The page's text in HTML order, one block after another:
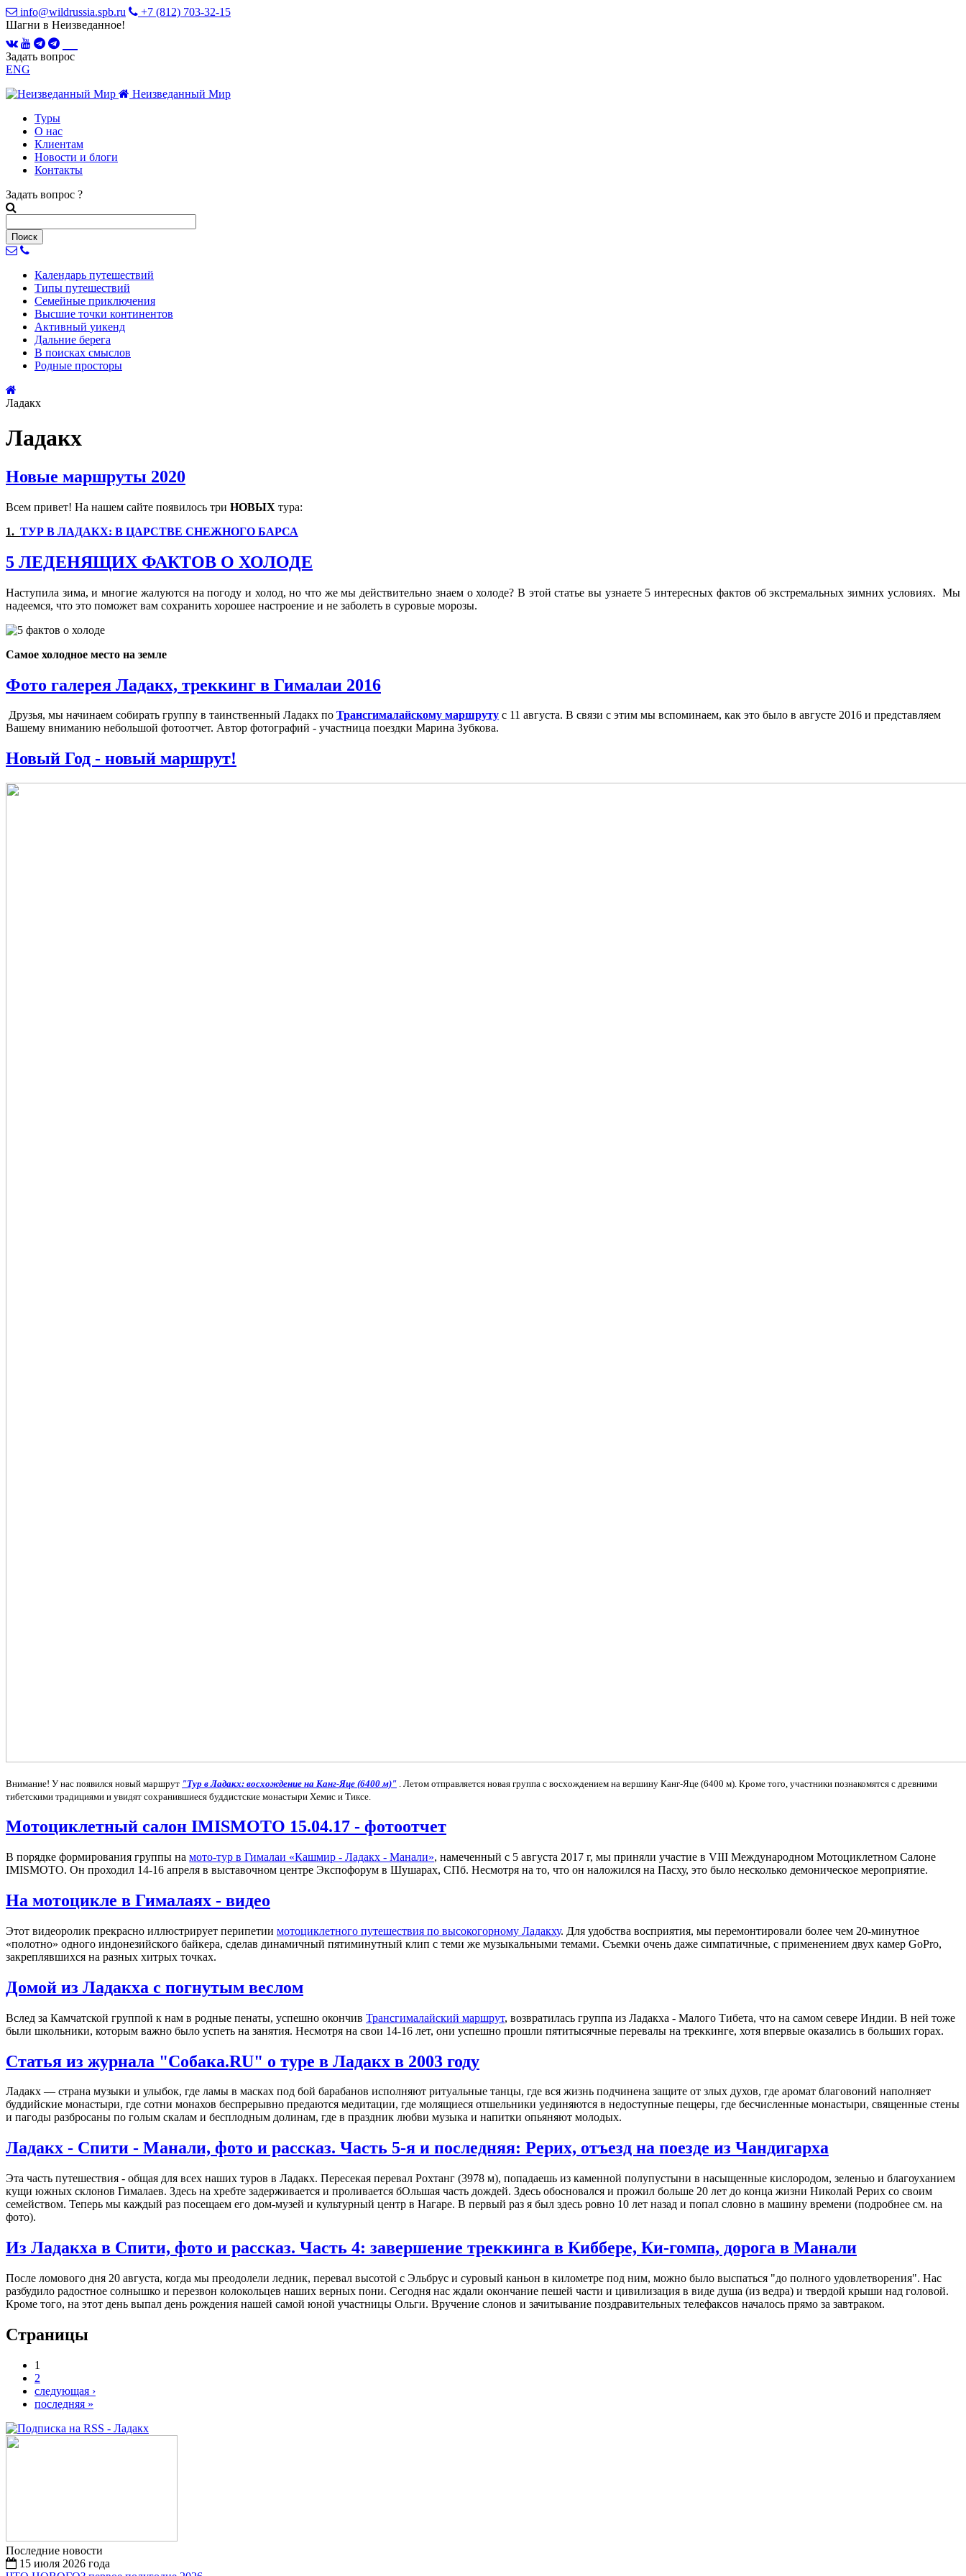
info@wildrussia.spb.ru
+7 (812) 703-32-15
Шагни в Неизведанное!
Задать вопрос
ENG
Неизведанный Мир
Туры
О нас
Клиентам
Новости и блоги
Контакты
Задать вопрос ?
Календарь путешествий
Типы путешествий
Семейные приключения
Высшие точки континентов
Активный уикенд
Дальние берега
В поисках смыслов
Родные просторы
Ладакх
Ладакх
Новые маршруты 2020
Всем привет! На нашем сайте появилось три НОВЫХ тура:
1. ТУР В ЛАДАКХ: В ЦАРСТВЕ СНЕЖНОГО БАРСА
5 ЛЕДЕНЯЩИХ ФАКТОВ О ХОЛОДЕ
Наступила зима, и многие жалуются на погоду и холод, но что же мы действительно знаем о холоде? В этой статье вы узнаете 5 интересных фактов об экстремальных зимних условиях. Мы
надеемся, что это поможет вам сохранить хорошее настроение и не заболеть в суровые морозы.
Самое холодное место на земле
Фото галерея Ладакх, треккинг в Гималаи 2016
Друзья, мы начинаем собирать группу в таинственный Ладакх по Трансгималайскому маршруту с 11 августа. В связи с этим мы вспоминаем, как это было в августе 2016 и представляем
Вашему вниманию небольшой фотоотчет. Автор фотографий - участница поездки Марина Зубкова.
Новый Год - новый маршрут!
Внимание! У нас появился новый маршрут "Тур в Ладакх: восхождение на Канг-Яце (6400 м)" . Летом отправляется новая группа с восхождением на вершину Канг-Яце (6400 м). Кроме того, участники познакомятся с древними
тибетскими традициями и увидят сохранившиеся буддистские монастыри Хемис и Тиксе.
Мотоциклетный салон IMISMOTO 15.04.17 - фотоотчет
В порядке формирования группы на мото-тур в Гималаи «Кашмир - Ладакх - Манали», намеченный с 5 августа 2017 г, мы приняли участие в VIII Международном Мотоциклетном Салоне
IMISMOTO. Он проходил 14-16 апреля в выставочном центре Экспофорум в Шушарах, СПб. Несмотря на то, что он наложился на Пасху, это было несколько демоническое мероприятие.
На мотоцикле в Гималаях - видео
Этот видеоролик прекрасно иллюстрирует перипетии мотоциклетного путешествия по высокогорному Ладакху. Для удобства восприятия, мы перемонтировали более чем 20-минутное
«полотно» одного индонезийского байкера, сделав динамичный пятиминутный клип с теми же музыкальными темами. Съемки очень даже симпатичные, с применением двух камер GoPro,
закреплявшихся на разных хитрых точках.
Домой из Ладакха с погнутым веслом
Вслед за Камчатской группой к нам в родные пенаты, успешно окончив Трансгималайский маршрут, возвратилась группа из Ладакха - Малого Тибета, что на самом севере Индии. В ней тоже
были школьники, которым важно было успеть на занятия. Несмотря на свои 14-16 лет, они успешно прошли пятитысячные перевалы на треккинге, хотя впервые оказались в больших горах.
Статья из журнала "Собака.RU" о туре в Ладакх в 2003 году
Ладакх — страна музыки и улыбок, где ламы в масках под бой барабанов исполняют ритуальные танцы, где вся жизнь подчинена защите от злых духов, где аромат благовоний наполняет
буддийские монастыри, где сотни монахов беспрерывно предаются медитации, где молящиеся отшельники уединяются в недоступные пещеры, где бесчисленные монастыри, священные стены
и пагоды разбросаны по голым скалам и бесплодным долинам, где в праздник любви музыка и напитки опьяняют молодых.
Ладакх - Спити - Манали, фото и рассказ. Часть 5-я и последняя: Рерих, отъезд на поезде из Чандигарха
Эта часть путешествия - общая для всех наших туров в Ладакх. Пересекая перевал Рохтанг (3978 м), попадаешь из каменной полупустыни в насыщенные кислородом, зеленью и благоуханием
кущи южных склонов Гималаев. Здесь на хребте задерживается и проливается бОльшая часть дождей. Здесь обосновался и прожил больше 20 лет до конца жизни Николай Рерих со своим
семейством. Теперь мы каждый раз посещаем его дом-музей и культурный центр в Нагаре. В первый раз я был здесь ровно 10 лет назад и попал словно в машину времени (подробнее см. на
фото).
Из Ладакха в Спити, фото и рассказ. Часть 4: завершение треккинга в Киббере, Ки-гомпа, дорога в Манали
После ломового дня 20 августа, когда мы преодолели ледник, перевал высотой с Эльбрус и суровый каньон в километре под ним, можно было выспаться "до полного удовлетворения". Нас
разбудило радостное солнышко и перезвон колокольцев наших верных пони. Сегодня нас ждали окончание пешей части и цивилизация в виде душа (из ведра) и твердой крыши над головой.
Кроме того, на этот день выпал день рождения нашей самой юной участницы Ольги. Вручение слонов и зачитывание поздравительных телефаксов началось прямо за завтраком.
Страницы
1
2
следующая ›
последняя »
Последние новости
15 июля 2026 года